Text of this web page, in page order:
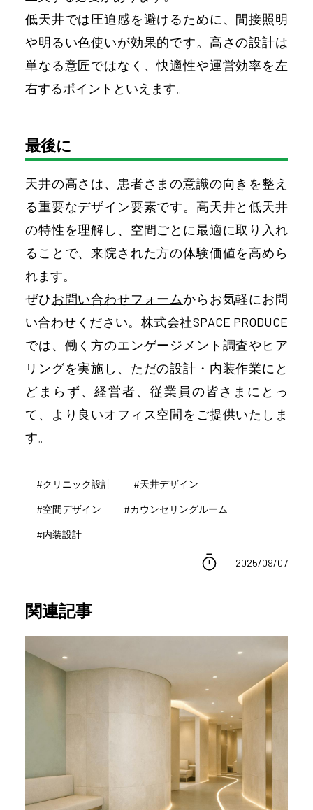
低天井では圧迫感を避けるために、間接照明
や明るい色使いが効果的です。高さの設計は
単なる意匠ではなく、快適性や運営効率を左
右するポイントといえます。
最後に
天井の高さは、患者さまの意識の向きを整え
る重要なデザイン要素です。高天井と低天井
の特性を理解し、空間ごとに最適に取り入れ
ることで、来院された方の体験価値を高めら
れます。
ぜひお問い合わせフォームからお気軽にお問
い合わせください。株式会社SPACE PRODUCE
では、働く方のエンゲージメント調査やヒア
リングを実施し、ただの設計・内装作業にと
どまらず、経営者、従業員の皆さまにとっ
て、より良いオフィス空間をご提供いたしま
す。
#クリニック設計 #天井デザイン
#空間デザイン #カウンセリングルーム
#内装設計
2025/09/07
関連記事